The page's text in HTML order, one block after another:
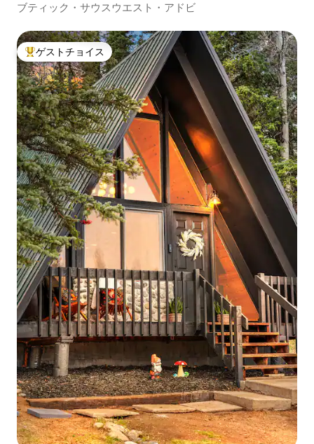
ブティック・サウスウエスト・アドビ
大好評のゲストチョイスです。
ゲストチョイス